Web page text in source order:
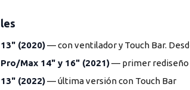
(2020)— con ventilador y Touch Bar.
Max 14" y 16" (2021)— primer rediseño
(2022)— última versión con Touch Bar